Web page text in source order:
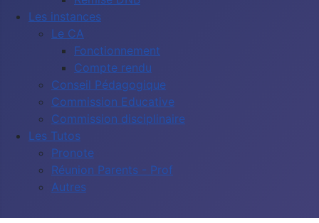
Les instances
Le CA
Fonctionnement
Compte rendu
Conseil Pédagogique
Commission Educative
Commission disciplinaire
Les Tutos
Pronote
Réunion Parents - Prof
Autres